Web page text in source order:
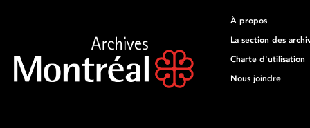
À propos
La section des
Charte d'utilisation
Nous joindre